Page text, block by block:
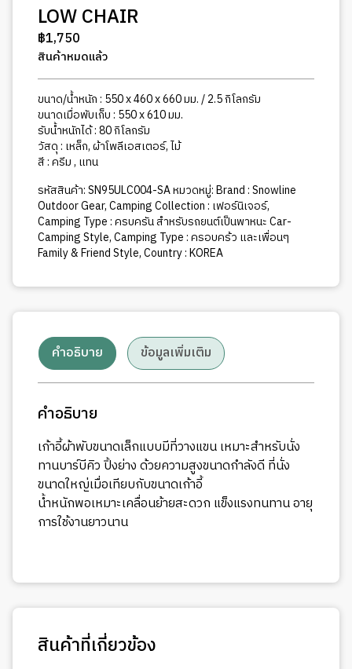
LOW CHAIR
฿1,750
สินค้าหมดแล้ว
ขนาด/น้ำหนัก : 550 x 460 x 660 มม. / 2.5 กิโลกรัม
ขนาดเมื่อพับเก็บ : 550 x 610 มม.
รับน้ำหนักได้ : 80 กิโลกรัม
วัสดุ : เหล็ก, ผ้าโพลีเอสเตอร์, ไม้
สี : ครีม , แทน
รหัสสินค้า:SN95ULC004-SAหมวดหมู่:Brand : Snowline
Outdoor Gear,Camping Collection : เฟอร์นิเจอร์,
Camping Type : ครบครัน สำหรับรถยนต์เป็นพาหนะ Car-
Camping Style,Camping Type : ครอบคร้ว และเพื่อนๆ
Family & Friend Style,Country : KOREA
คำอธิบาย ข้อมูลเพิ่มเติม
คำอธิบาย
เก้าอี้ผ้าพับขนาดเล็กแบบมีที่วางแขน เหมาะสำหรับนั่ง
ทานบาร์บีคิว ปิ้งย่าง ด้วยความสูงขนาดกำลังดี ที่นั่ง
ขนาดใหญ่เมื่อเทียบกับขนาดเก้าอี้
น้ำหนักพอเหมาะเคลื่อนย้ายสะดวก แข็งแรงทนทาน อายุ
การใช้งานยาวนาน
สินค้าที่เกี่ยวข้อง